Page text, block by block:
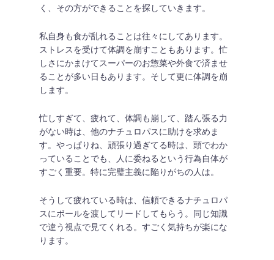
く、その方ができることを探していきます。
私自身も食が乱れることは往々にしてあります。
ストレスを受けて体調を崩すこともあります。忙
しさにかまけてスーパーのお惣菜や外食で済ませ
ることが多い日もあります。そして更に体調を崩
します。
忙しすぎて、疲れて、体調も崩して、踏ん張る力
がない時は、他のナチュロパスに助けを求めま
す。やっぱりね、頑張り過ぎてる時は、頭でわか
っていることでも、人に委ねるという行為自体が
すごく重要。特に完璧主義に陥りがちの人は。
そうして疲れている時は、信頼できるナチュロパ
スにボールを渡してリードしてもらう。同じ知識
で違う視点で見てくれる。すごく気持ちが楽にな
ります。